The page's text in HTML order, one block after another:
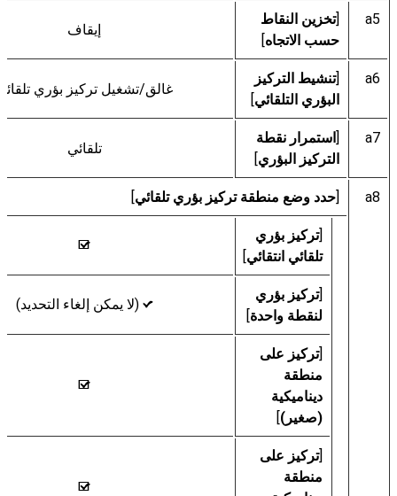
a5
[تخزين النقاط
حسب الاتجاه]
إيقاف
a6
[تنشيط التركيز
البؤري التلقائي]
غالق/تشغيل تركيز بؤري
a7
[استمرار نقطة
التركيز البؤري]
تلقائي
a8
[حدد وضع منطقة تركيز بؤري تلقائي]
[تركيز بؤري
تلقائي انتقائي]
M
[تركيز بؤري
لنقطة واحدة]
L (لا يمكن إلغاء التحديد)
[تركيز على
منطقة
ديناميكية
(صغير)]
M
[تركيز على
منطقة
M